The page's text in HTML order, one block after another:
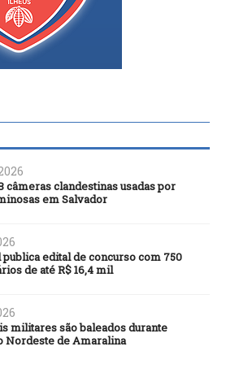
câmeras clandestinas usadas por
em Salvador
edital de concurso com 750
de até R$ 16,4 mil
militares são baleados durante
Nordeste de Amaralina